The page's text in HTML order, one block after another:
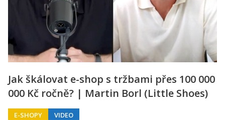
Jak škálovat e-shop s tržbami přes 100 000
000 Kč ročně? | Martin Borl (Little Shoes)
E-SHOPY VIDEO